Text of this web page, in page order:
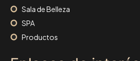
Sala de Belleza
SPA
Productos